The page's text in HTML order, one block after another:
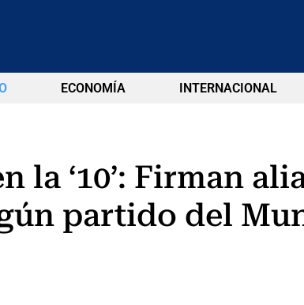
ECONOMÍA INTERNACIONAL
la ‘10’: Firman
partido del